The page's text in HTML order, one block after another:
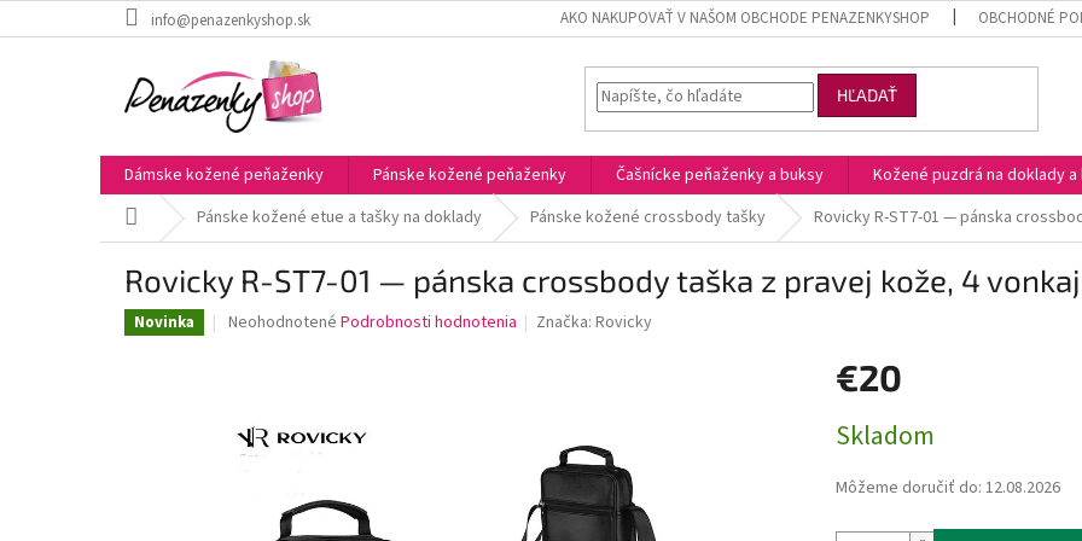
na
info@penazenkyshop.sk AKO NAKUPOVAŤ V NAŠOM OBCHODE PENAZENKYSHOP OBCHODNÉ
HĽADAŤ
Dámske kožené peňaženky Pánske kožené peňaženky Čašnícke peňaženky a buksy Kožené puzdrá na doklady
DomovPánske kožené etue a tašky na doklady Pánske kožené crossbody tašky Rovicky R-ST7-01 — pánska
Rovicky R-ST7-01 — pánska crossbody taška z pravej kože, 4
Novinka
Priemerné
Neohodnotené Podrobnosti hodnotenia Značka:Rovicky
€20
cena:
Skladom
Môžeme doručiť do: 12.08.2026